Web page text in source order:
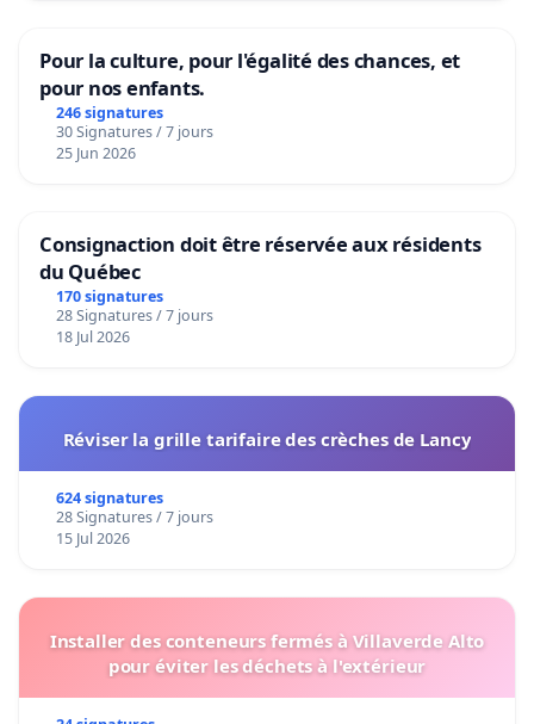
Pour la culture, pour l'égalité des chances, et
pour nos enfants.
246 signatures
30 Signatures / 7 jours
25 Jun 2026
Consignaction doit être réservée aux résidents
du Québec
170 signatures
28 Signatures / 7 jours
18 Jul 2026
Réviser la grille tarifaire des crèches de Lancy
624 signatures
28 Signatures / 7 jours
15 Jul 2026
Installer des conteneurs fermés à Villaverde Alto
pour éviter les déchets à l'extérieur